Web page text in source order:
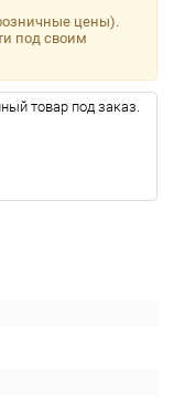
цены).
под своим
товар под заказ.